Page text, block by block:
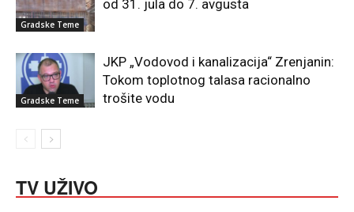
Gradske Teme
od 31. jula do 7. avgusta
Gradske Teme
JKP „Vodovod i kanalizacija“ Zrenjanin:
Tokom toplotnog talasa racionalno
trošite vodu
TV UŽIVO